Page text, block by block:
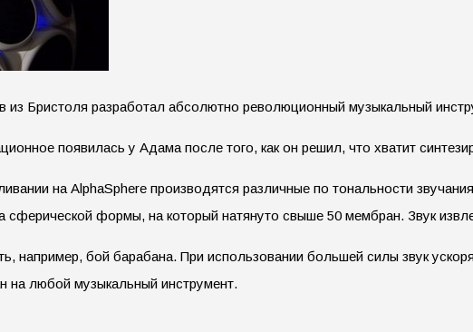
из Бристоля разработал абсолютно революционный музыкальный
появилась у Адама после того, как он решил, что хватит
на AlphaSphere производятся различные по тональности
сферической формы, на который натянуто свыше 50 мембран. Звук
например, бой барабана. При использовании большей силы звук
на любой музыкальный инструмент.